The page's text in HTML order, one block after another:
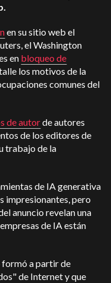
en su sitio web el
el Washington
en bloqueo de
los motivos de la
comunes del
de autorde autores
de los editores de
trabajo de la
de IA generativa
impresionantes, pero
anuncio revelan una
de IA están
formó a partir de
de Internet y que